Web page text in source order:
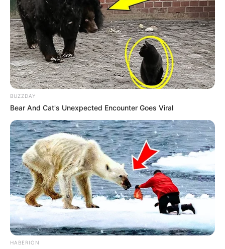
BUZZDAY
Bear And Cat's Unexpected Encounter Goes Viral
HABERION